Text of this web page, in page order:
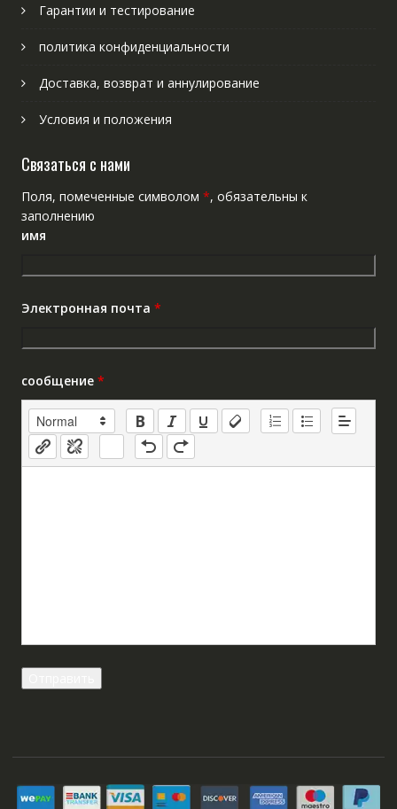
Гарантии и тестирование
политика конфиденциальности
Доставка, возврат и аннулирование
Условия и положения
Связаться с нами
Поля, помеченные символом *, обязательны к
заполнению
имя
Электронная почта *
сообщение *